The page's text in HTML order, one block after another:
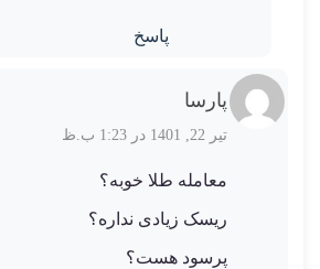
پاسخ
پارسا
تیر 22, 1401 در 1:23 ب.ظ
معامله طلا خوبه؟
ریسک زیادی نداره؟
پرسود هست؟